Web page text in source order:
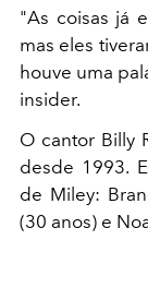
"As coisas já
mas eles
houve uma
insider.
O cantor Billy
desde 1993.
de Miley:
(30 anos) e